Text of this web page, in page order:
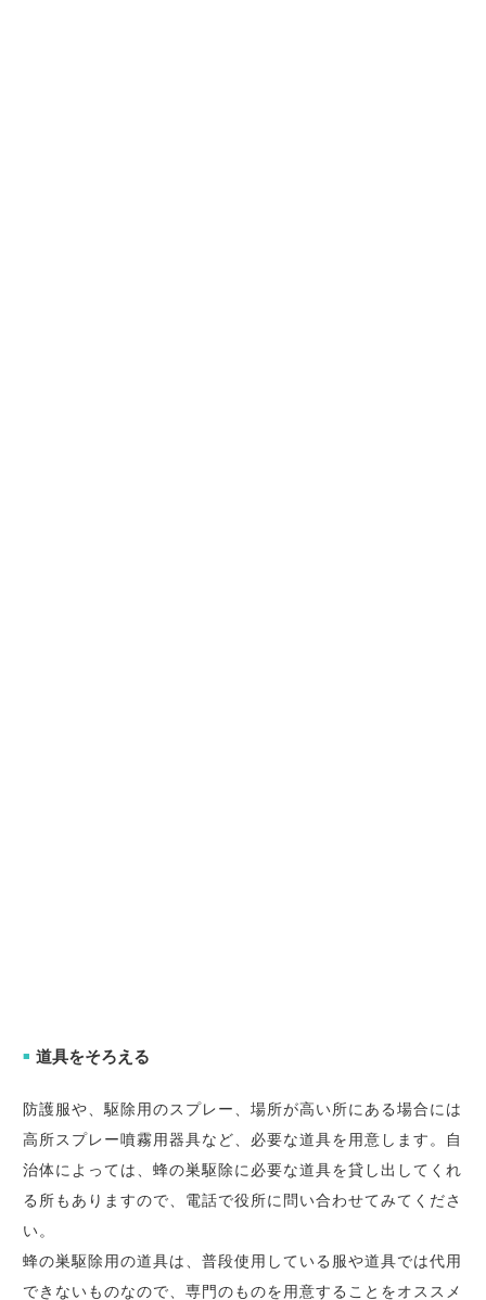
■ 道具をそろえる
防護服や、駆除用のスプレー、場所が高い所にある場合には
高所スプレー噴霧用器具など、必要な道具を用意します。自
治体によっては、蜂の巣駆除に必要な道具を貸し出してくれ
る所もありますので、電話で役所に問い合わせてみてくださ
い。
蜂の巣駆除用の道具は、普段使用している服や道具では代用
できないものなので、専門のものを用意することをオススメ